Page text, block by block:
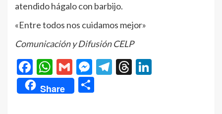
atendido hágalo con barbijo.
«Entre todos nos cuidamos mejor»
Comunicación y Difusión CELP
Facebook
WhatsApp
GmailMessenger
Telegram
Threads
Share